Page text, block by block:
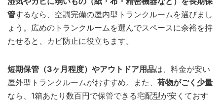
管するなら、空調完備の屋内型トランクルームを選びまし
ょう。広めのトランクルームを選んでスペースに余裕を持
たせると、カビ防止に役立ちます。
短期保管（3ヶ月程度）やアウトドア用品は、料金が安い
屋外型トランクルームがおすすめ。また、 荷物がごく少量
なら、1箱あたり数百円で保管できる宅配型が安くておす